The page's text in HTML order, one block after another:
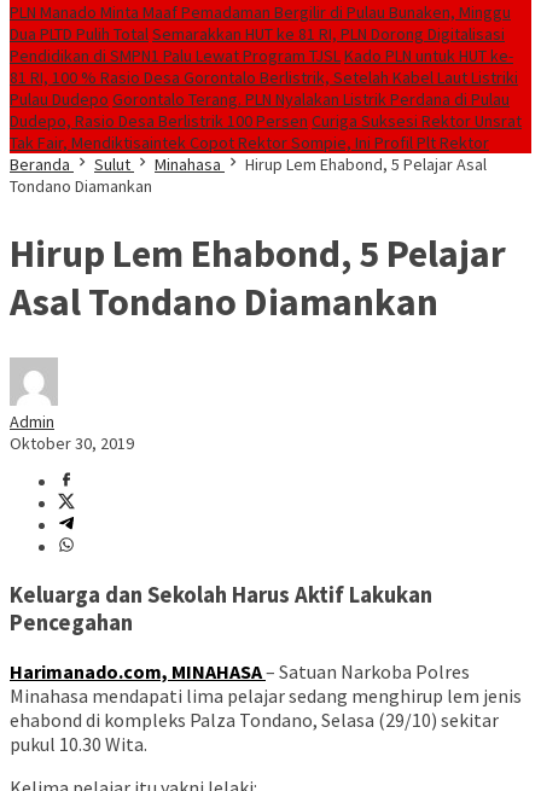
PLN Manado Minta Maaf Pemadaman Bergilir di Pulau Bunaken, Minggu
Dua PLTD Pulih TotalSemarakkan HUT ke 81 RI, PLN Dorong Digitalisasi
Pendidikan di SMPN1 Palu Lewat Program TJSLKado PLN untuk HUT ke-
81 RI, 100 % Rasio Desa Gorontalo Berlistrik, Setelah Kabel Laut Listriki
Pulau Dudepo Gorontalo Terang. PLN Nyalakan Listrik Perdana di Pulau
Dudepo, Rasio Desa Berlistrik 100 Persen Curiga Suksesi Rektor Unsrat
Tak Fair, Mendiktisaintek Copot Rektor Sompie, Ini Profil Plt Rektor
Beranda
Sulut Minahasa
Hirup Lem Ehabond, 5 Pelajar Asal
Tondano Diamankan
Hirup Lem Ehabond, 5 Pelajar
Asal Tondano Diamankan
Admin
Oktober 30, 2019
Keluarga dan Sekolah Harus Aktif Lakukan
Pencegahan
Harimanado.com, MINAHASA– Satuan Narkoba Polres
Minahasa mendapati lima pelajar sedang menghirup lem jenis
ehabond di kompleks Palza Tondano, Selasa (29/10) sekitar
pukul 10.30 Wita.